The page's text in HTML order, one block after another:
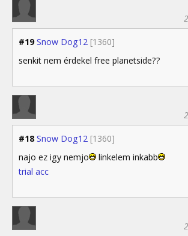
#19 Snow Dog12 [1360]
senkit nem érdekel free planetside??
#18 Snow Dog12 [1360]
najo ez igy nemjo
linkelem inkabb
trial acc